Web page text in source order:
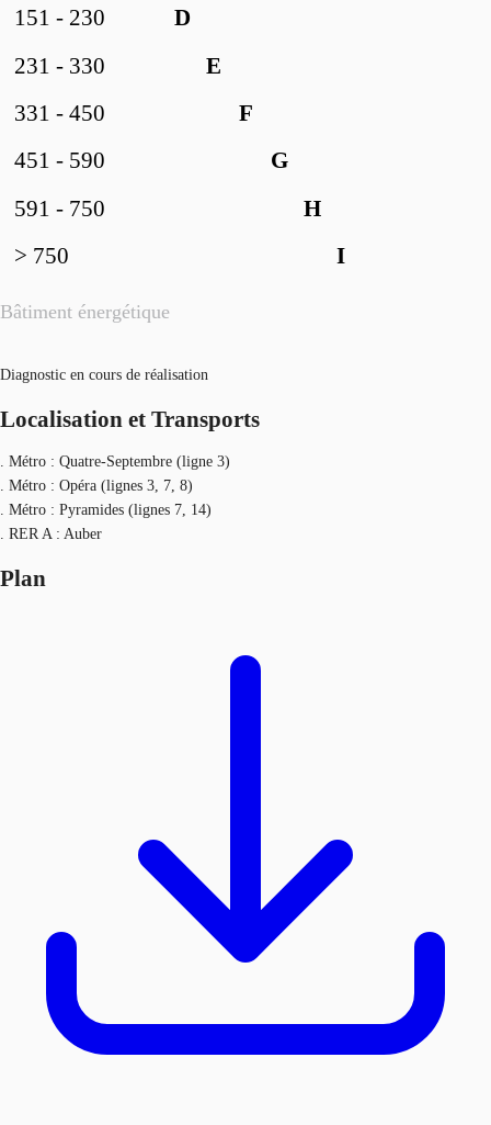
Bâtiment énergétique
D
151 - 230
E
231 - 330
F
331 - 450
G
451 - 590
H
591 - 750
I
> 750
Diagnostic en cours de réalisation
Localisation et Transports
. Métro : Quatre-Septembre (ligne 3)
. Métro : Opéra (lignes 3, 7, 8)
. Métro : Pyramides (lignes 7, 14)
. RER A : Auber
Plan